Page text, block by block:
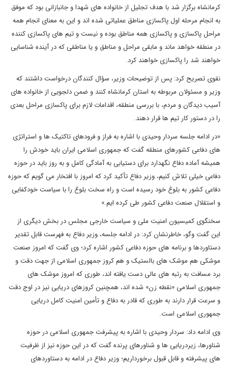
کرمانشاه برگزار شد با هدف تجلیل از خانواده های شهدا و جانبازانی بود که موفق
به انجام مرحله اول پاکسازی مناطق عملیاتی شده اند و این به معنای انجام همه
مراحل پاکسازی و پاکسازی همه مناطق بوده و نیست و تیم های پاکسازی کننده
در منطقه خواهد ماند و مابقی مراحل و مناطق و یا مناطقی که در آینده شناسایی
خواهند شد را پاکسازی خواهند کرد.
نقوی تصریح کرد: پس از توضیحات وزیر، سؤال کنندگان درخواست داشتند که
وزیر و مسئولان مربوطه به استان کرمانشاه کنند و ضمن دلجویی از خانواده های
آسیب دیدگان و مردم، با بررسی منطقه، اقدامات لازم برای پاکسازی مراحل بعدی
را در دستور کار تیم ها قرار دهند.
«در ادامه جلسه سردار وحیدی با اشاره به فراز و فرودهای تاکتیک ها و استراتژی
های دفاعی کشورهای منطقه گفت که جمهوری اسلامی ایران باید خودش را
همیشه آماده دفاع نگهدارد برای دستیابی به آمادگی کامل و به روز باید در حوزه
دفاعی خیلی تلاش کنیم، وزیر دفاع تأکید کرد که امروز با افتخار می گویم که حوزه
دفاعی کشور به بلوغ خود رسیده است و راه سخت بلوغ را با سیاست خودکفایی
و استقلال صنعت دفاعی کشور طی کرده ایم.»
سخنگوی کمیسیون امنیت ملی و سیاست خارجی مجلس در بخش دیگری از
این گفت وگو، خاطرنشان کرد: در ادامه جلسه، وزیر دفاع به فهرست قابل تقدیر
دستاوردها و برنامه های حوزه دفاعی کشور اشاره کرد؛ وی گفت که امروز صنعت
موشکی هم موشک های بالستیک و هم کروز جمهوری اسلامی از جهت دقت و
برد مسافت به رتبه های عالی دست یافته اند، طوری که امروز موشک های
جمهوری اسلامی «نقطه زن» شده اند، همچنین کروزهای دریایی نیز در اوج دقت
و سرعت قرار دارند به طوری که قادر به دفاع و تأمین امنیت کامل دریایی
جمهوری اسلامی است.
وی ادامه داد: سردار وحیدی با اشاره به پیشرفت جمهوری اسلامی در حوزه
شناورها، زیردریایی ها و شناورهای پرنده گفت که در این حوزه نیز از ظرفیت
های پیشرفته و قابل قبول برخورداریم؛ وزیر دفاع در ادامه به دستاوردهای